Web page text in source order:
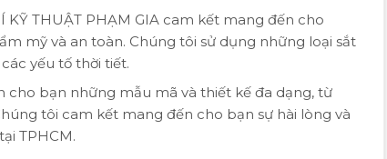
THUẬT PHẠM GIA cam kết mang đến cho
mỹ và an toàn. Chúng tôi sử dụng những loại sắt
yếu tố thời tiết.
cho bạn những mẫu mã và thiết kế đa dạng, từ
tôi cam kết mang đến cho bạn sự hài lòng và
TPHCM.